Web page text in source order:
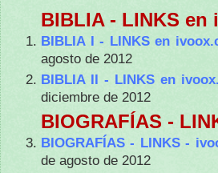
BIBLIA - LINKS en
BIBLIA I - LINKS en
agosto de 2012
BIBLIA II - LINKS en
diciembre de 2012
BIOGRAFÍAS -
BIOGRAFÍAS - LINKS -
de agosto de 2012